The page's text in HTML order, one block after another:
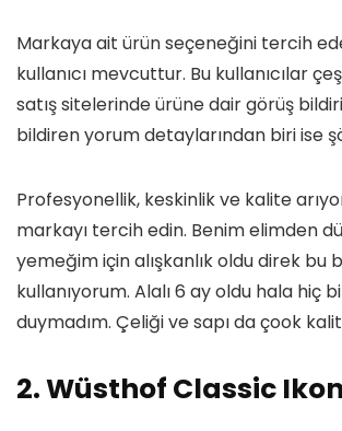
Markaya ait ürün seçeneğini tercih
kullanıcı mevcuttur. Bu kullanıcılar
satış sitelerinde ürüne dair görüş
bildiren yorum detaylarından biri ise
Profesyonellik, keskinlik ve kalite
markayı tercih edin. Benim elimden
yemeğim için alışkanlık oldu direk bu
kullanıyorum. Alalı 6 ay oldu hala hiç
duymadım. Çeliği ve sapı da çook
2. Wüsthof Classic